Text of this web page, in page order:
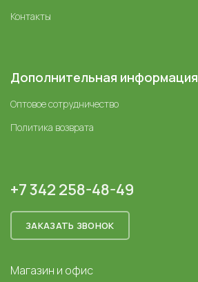
Контакты
Дополнительная информация
Оптовое сотрудничество
Политика возврата
+7 342 258-48-49
ЗАКАЗАТЬ ЗВОНОК
Магазин и офис